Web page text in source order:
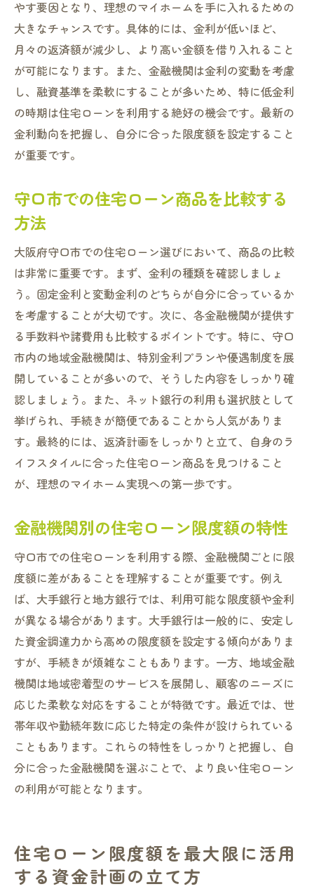
やす要因となり、理想のマイホームを手に入れるための
大きなチャンスです。具体的には、金利が低いほど、
月々の返済額が減少し、より高い金額を借り入れること
が可能になります。また、金融機関は金利の変動を考慮
し、融資基準を柔軟にすることが多いため、特に低金利
の時期は住宅ローンを利用する絶好の機会です。最新の
金利動向を把握し、自分に合った限度額を設定すること
が重要です。
守口市での住宅ローン商品を比較する
方法
大阪府守口市での住宅ローン選びにおいて、商品の比較
は非常に重要です。まず、金利の種類を確認しましょ
う。固定金利と変動金利のどちらが自分に合っているか
を考慮することが大切です。次に、各金融機関が提供す
る手数料や諸費用も比較するポイントです。特に、守口
市内の地域金融機関は、特別金利プランや優遇制度を展
開していることが多いので、そうした内容をしっかり確
認しましょう。また、ネット銀行の利用も選択肢として
挙げられ、手続きが簡便であることから人気がありま
す。最終的には、返済計画をしっかりと立て、自身のラ
イフスタイルに合った住宅ローン商品を見つけること
が、理想のマイホーム実現への第一歩です。
金融機関別の住宅ローン限度額の特性
守口市での住宅ローンを利用する際、金融機関ごとに限
度額に差があることを理解することが重要です。例え
ば、大手銀行と地方銀行では、利用可能な限度額や金利
が異なる場合があります。大手銀行は一般的に、安定し
た資金調達力から高めの限度額を設定する傾向がありま
すが、手続きが煩雑なこともあります。一方、地域金融
機関は地域密着型のサービスを展開し、顧客のニーズに
応じた柔軟な対応をすることが特徴です。最近では、世
帯年収や勤続年数に応じた特定の条件が設けられている
こともあります。これらの特性をしっかりと把握し、自
分に合った金融機関を選ぶことで、より良い住宅ローン
の利用が可能となります。
住宅ローン限度額を最大限に活用
する資金計画の立て方